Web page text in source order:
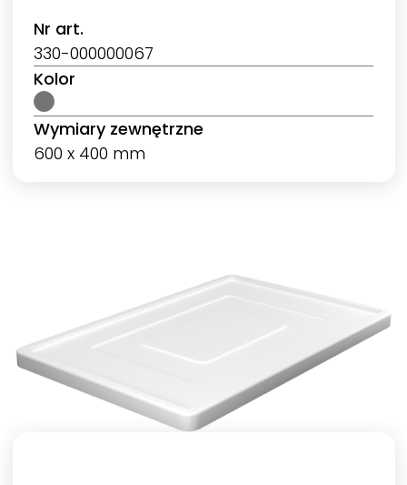
Nr art.
330-000000067
Kolor
Wymiary zewnętrzne
600 x 400 mm